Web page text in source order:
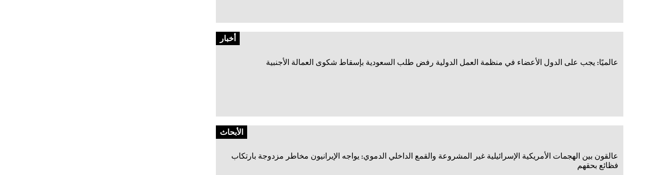
أخبار
عالميًا: يجب على الدول الأعضاء في منظمة العمل الدولية رفض طلب السعودية بإسقاط شكوى العمالة الأجنبية
الأبحاث
عالقون بين الهجمات الأمريكية الإسرائيلية غير المشروعة والقمع الداخلي الدموي: يواجه الإيرانيون مخاطر مزدوجة بارتكاب
فظائع بحقهم